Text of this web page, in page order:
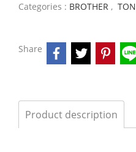
Categories : BROTHER ,
Share
Product description